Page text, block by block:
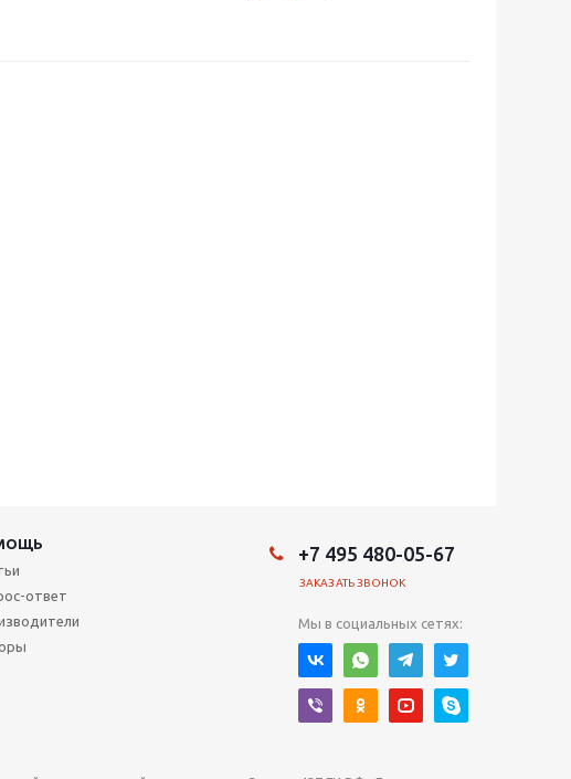
ответ
+7 495 480-05-67
ЗАКАЗАТЬ ЗВОНОК
Мы в социальных сетях: